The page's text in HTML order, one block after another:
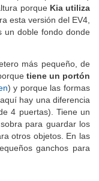
respaldos posteriores)
porqueKia utiliza
esta versión del EV4,
doble fondo donde
más pequeño, de
tiene un portón
) y porque las formas
hay una diferencia
4 puertas). Tiene un
para guardar los
otros objetos. En las
ganchos para